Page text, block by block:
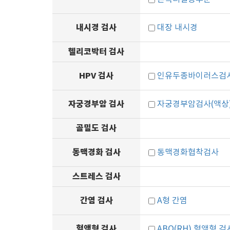
내시경 검사 대장 내시경
헬리코박터 검사
HPV 검사 인유두종바이러스검
자궁경부암 검사 자궁경부암검사(액
골밀도 검사
동맥경화 검사 동맥경화협착검사
스트레스 검사
간염 검사 A형 간염